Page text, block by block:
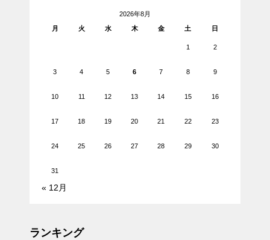
2026年8月
月
火 水 木 金 土 日
1 2
3 4 5 6 7 8 9
10 11 12 13 14 15 16
17 18 19 20 21 22 23
24 25 26 27 28 29 30
31
« 12月
ランキング